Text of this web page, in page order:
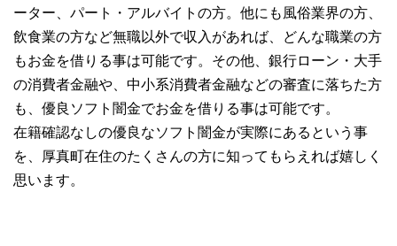
ーター、パート・アルバイトの方。他にも風俗業界の方、
飲食業の方など無職以外で収入があれば、どんな職業の方
もお金を借りる事は可能です。その他、銀行ローン・大手
の消費者金融や、中小系消費者金融などの審査に落ちた方
も、優良ソフト闇金でお金を借りる事は可能です。
在籍確認なしの優良なソフト闇金が実際にあるという事
を、厚真町在住のたくさんの方に知ってもらえれば嬉しく
思います。